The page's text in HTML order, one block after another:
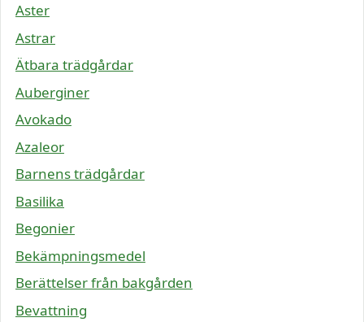
Aster
Astrar
Ätbara trädgårdar
Auberginer
Avokado
Azaleor
Barnens trädgårdar
Basilika
Begonier
Bekämpningsmedel
Berättelser från bakgården
Bevattning